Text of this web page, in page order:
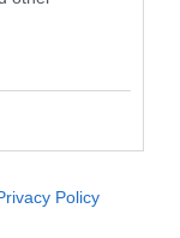
Policy